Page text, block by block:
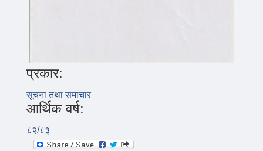
प्रकार:
सूचना तथा समाचार
आर्थिक वर्ष:
८२/८३